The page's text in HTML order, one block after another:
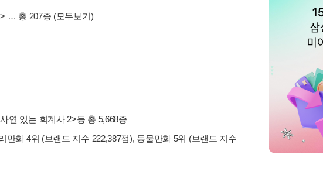
… 총 207종 (모두보기)
연 있는 회계사 2>등 총 5,668종
화 4위 (브랜드 지수 222,387점), 동물만화 5위 (브랜드 지수